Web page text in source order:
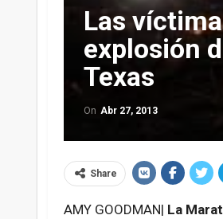
Las
explosión
Texas
On Abr 27, 2013
Share
AMY GOODMAN| La